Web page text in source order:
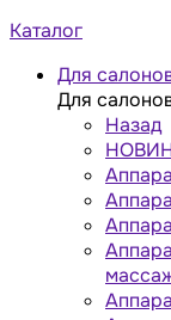
Каталог
Для
Для
Назад